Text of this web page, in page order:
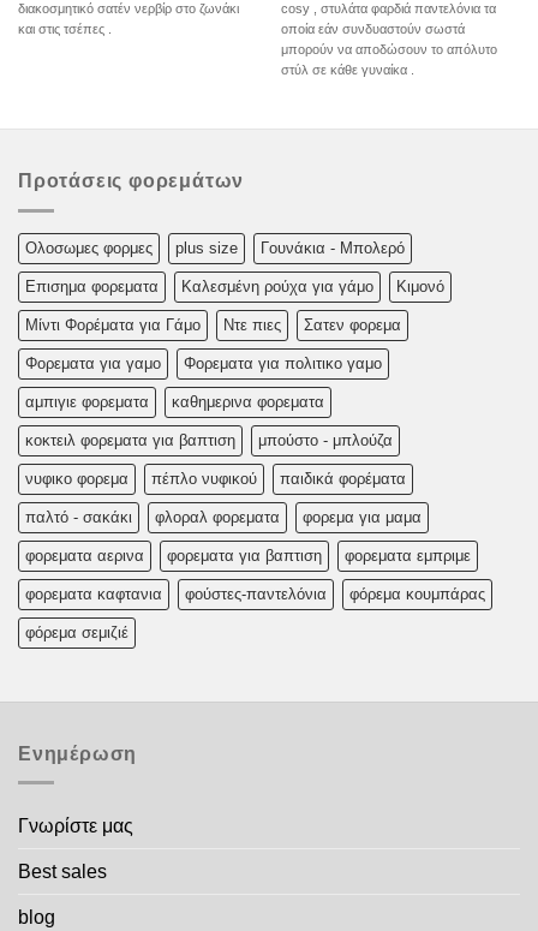
διακοσμητικό σατέν νερβίρ στο ζωνάκι
και στις τσέπες .
cosy , στυλάτα φαρδιά παντελόνια τα
οποία εάν συνδυαστούν σωστά
μπορούν να αποδώσουν το απόλυτο
στύλ σε κάθε γυναίκα .
Προτάσεις φορεμάτων
Oλoσωμες φoρμες plus size Γουνάκια - Μπολερό
Επισημα φορεματα Καλεσμένη ρούχα για γάμο Κιμονό
Μίντι Φορέματα για Γάμο Ντε πιες Σατεν φορεμα
Φορεματα για γαμο Φορεματα για πολιτικο γαμο
αμπιγιε φορεματα καθημερινα φορεματα
κοκτειλ φορεματα για βαπτιση μπούστο - μπλούζα
νυφικο φορεμα πέπλο νυφικού παιδικά φορέματα
παλτό - σακάκι φλοραλ φορεματα φορεμα για μαμα
φορεματα αερινα φορεματα για βαπτιση φορεματα εμπριμε
φορεματα καφτανια φούστες-παντελόνια φόρεμα κουμπάρας
φόρεμα σεμιζιέ
Ενημέρωση
Γνωρίστε μας
Best sales
blog